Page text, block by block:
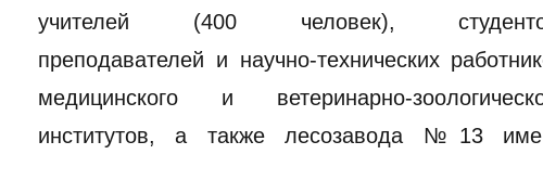
учителей (400 человек),
преподавателей и научно-технических
медицинского и ветеринарно-
институтов, а также лесозавода №13